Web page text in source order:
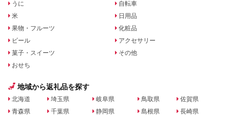
うに
米
果物・フルーツ
ビール
菓子・スイーツ
おせち
自転車
日用品
化粧品
アクセサリー
その他
地域から返礼品を探す
北海道
青森県
埼玉県
千葉県
岐阜県
静岡県
鳥取県
島根県
佐賀県
長崎県